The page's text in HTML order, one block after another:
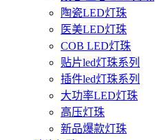
陶瓷LED灯珠
医美LED灯珠
COB LED灯珠
贴片led灯珠系列
插件led灯珠系列
大功率LED灯珠
高压灯珠
新品爆款灯珠